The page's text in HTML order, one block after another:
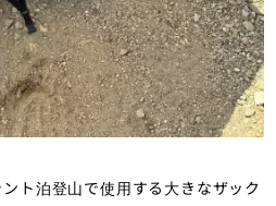
ト泊登山で使用する大きなザック